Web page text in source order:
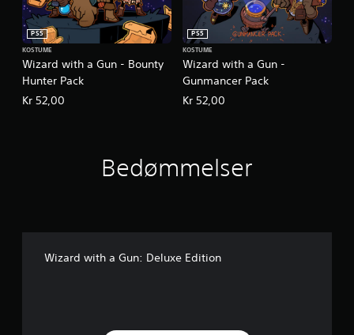
Wizard with a Gun - Bounty
Hunter Pack
PS5
KOSTUME
Kr 52,00
Wizard with a Gun -
Gunmancer Pack
PS5
KOSTUME
Kr 52,00
Bedømmelser
Wizard with a Gun: Deluxe Edition